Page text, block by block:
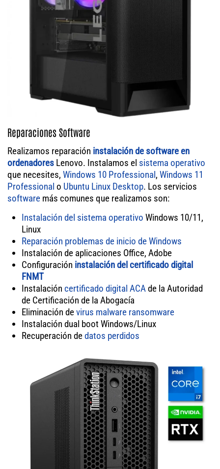
Reparaciones Software
Realizamos reparación instalación de software en
ordenadores Lenovo. Instalamos el sistema operativo
que necesites, Windows 10 Professional, Windows 11
Professional o Ubuntu Linux Desktop. Los servicios
software más comunes que realizamos son:
Instalación del sistema operativo Windows 10/11,
Linux
Reparación problemas de inicio de Windows
Instalación de aplicaciones Office, Adobe
Configuración instalación del certificado digital
FNMT
Instalación certificado digital ACAde la Autoridad
de Certificación de la Abogacía
Eliminación devirus malware ransomware
Instalación dual boot Windows/Linux
Recuperación dedatos perdidos